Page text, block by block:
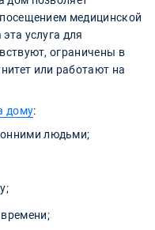
медицинской
услуга для
ограничены в
или работают на
дому:
людьми;